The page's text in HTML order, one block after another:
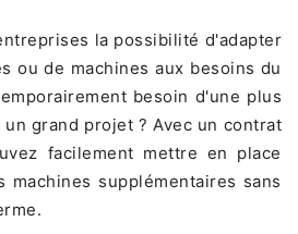
la possibilité d'adapter
ou de machines aux besoins du
besoin d'une plus
grand projet ? Avec un contrat
facilement mettre en place
machines supplémentaires sans